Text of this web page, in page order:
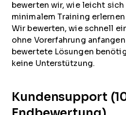
bewerten wir, wie leicht
minimalem Training
Wir bewerten, wie schnell
ohne Vorerfahrung
bewertete Lösungen
keine Unterstützung.
Kundensupport